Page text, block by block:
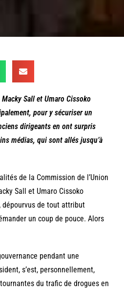
Sall et Umaro Cissoko
pour y sécuriser un
dirigeants en ont surpris
médias, qui sont allés jusqu’à
de la Commission de l’Union
Sall et Umaro Cissoko
dépourvus de tout attribut
un coup de pouce. Alors
pendant une
s’est, personnellement,
du trafic de drogues en